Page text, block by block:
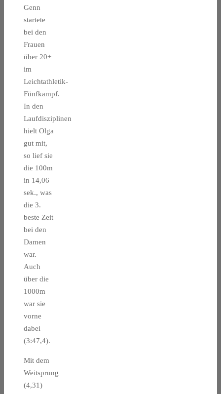
Genn
startete
bei den
Frauen
über 20+
im
Leichtathletik-
Fünfkampf.
In den
Laufdisziplinen
hielt Olga
gut mit,
so lief sie
die 100m
in 14,06
sek., was
die 3.
beste Zeit
bei den
Damen
war.
Auch
über die
1000m
war sie
vorne
dabei
(3:47,4).
Mit dem
Weitsprung
(4,31)